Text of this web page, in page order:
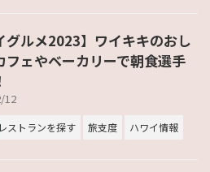
グルメ2023】ワイキキのおし
フェやベーカリーで朝食選手
12
レストランを探す 旅支度 ハワイ情報